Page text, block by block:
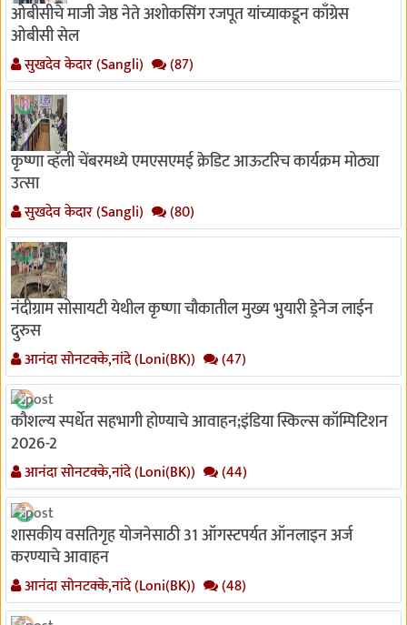
ओबीसीचे माजी जेष्ठ नेते अशोकसिंग रजपूत यांच्याकडून काँग्रेस
ओबीसी सेल
सुखदेव केदार (Sangli) (87)
कृष्णा व्हॅली चेंबरमध्ये एमएसएमई क्रेडिट आऊटरिच कार्यक्रम मोठ्या
उत्सा
सुखदेव केदार (Sangli) (80)
नंदीग्राम सोसायटी येथील कृष्णा चौकातील मुख्य भुयारी ड्रेनेज लाईन
दुरुस
आनंदा सोनटक्के,नांदे (Loni(BK)) (47)
कौशल्य स्पर्धेत सहभागी होण्याचे आवाहन;इंडिया स्किल्स कॉम्पिटिशन
2026-2
आनंदा सोनटक्के,नांदे (Loni(BK)) (44)
शासकीय वसतिगृह योजनेसाठी 31 ऑगस्टपर्यत ऑनलाइन अर्ज
करण्याचे आवाहन
आनंदा सोनटक्के,नांदे (Loni(BK)) (48)